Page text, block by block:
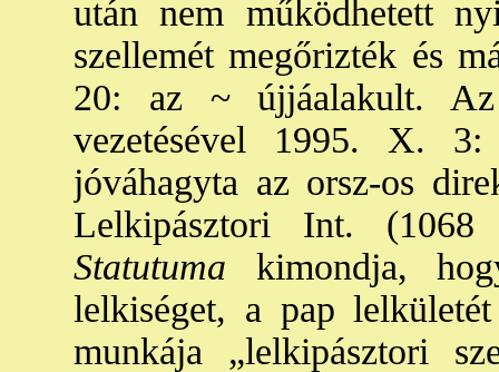
után nem működhetett
szellemét megőrizték és
20: az ~ újjáalakult.
vezetésével 1995. X. 3:
jóváhagyta az orsz-os
Lelkipásztori Int.
Statutuma kimondja,
lelkiséget, a pap
munkája „lelkipásztori